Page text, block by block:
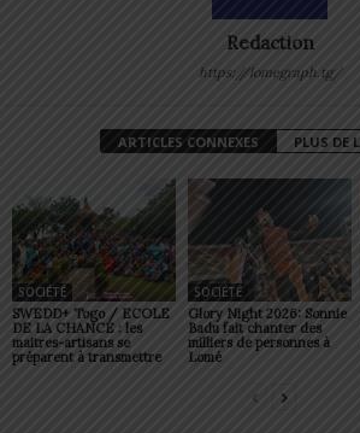
Redaction
https://lomegraph.tg/
ARTICLES CONNEXES PLUS DE
SOCIÉTÉ
SWEDD+ Togo / ECOLE
DE LA CHANCE : les
maitres-artisans se
préparent à transmettre
SOCIÉTÉ
Glory Night 2026: Sonnie
Badu fait chanter des
milliers de personnes à
Lomé